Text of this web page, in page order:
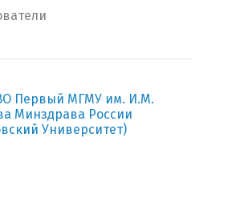
Первый МГМУ им. И.М.
Минздрава России
Университет)